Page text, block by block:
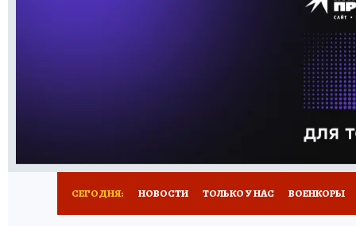
ПУТЕВОДИТЕЛЬ
НОВОЕ НА САЙТЕ
СЕГОДНЯ: НОВОСТИ ТОЛЬКО У НАС ВОЕНКОРЫ